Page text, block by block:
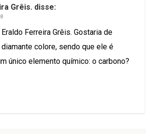
Grêis. disse:
Eraldo Ferreira Grêis. Gostaria de
colore, sendo que ele é
único elemento químico: o carbono?